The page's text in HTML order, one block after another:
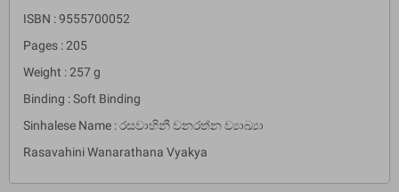
ISBN : 9555700052
Pages : 205
Weight : 257 g
Binding : Soft Binding
Sinhalese Name : රසවාහිනී වනරත්න ව්‍යාඛ්‍යා
Rasavahini Wanarathana Vyakya